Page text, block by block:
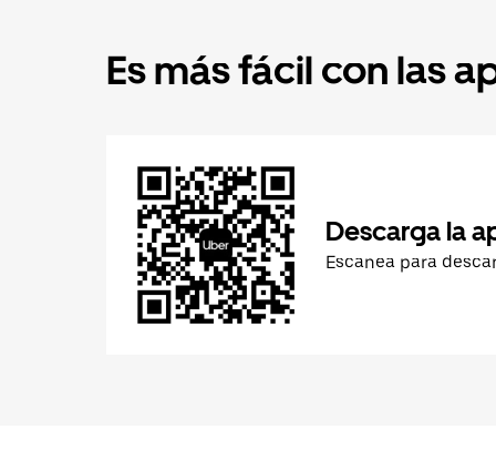
Es más fácil con las
Descarga la
Escanea para